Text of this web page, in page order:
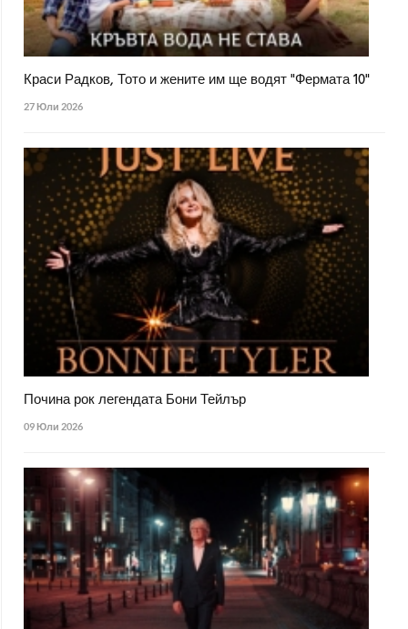
Краси Радков, Тото и жените им ще водят "Фермата 10"
27 Юли 2026
Почина рок легендата Бони Тейлър
09 Юли 2026